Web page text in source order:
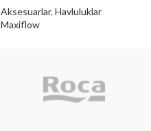
Aksesuarlar, Havluluklar
Maxiflow